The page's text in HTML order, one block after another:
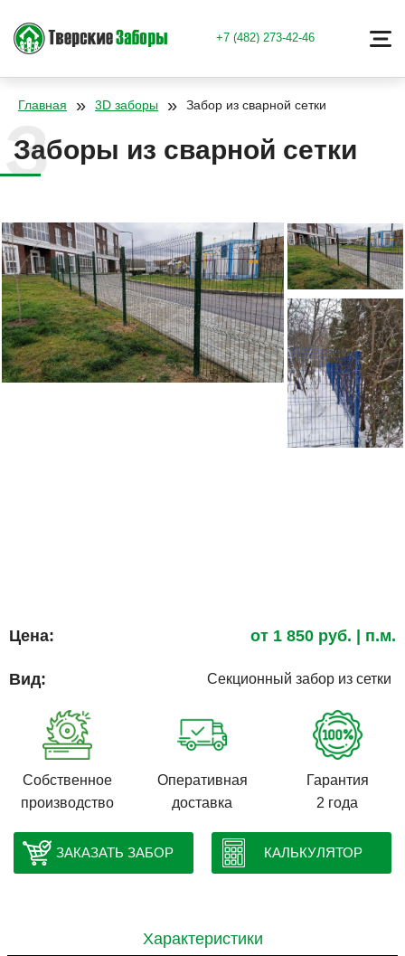
+7 (482) 273-42-46
Главная » 3D заборы » Забор из сварной сетки
Заборы из сварной сетки
Цена: от 1 850 руб. | п.м.
Вид: Секционный забор из сетки
Собственное
производство
Оперативная
доставка
Гарантия
2 года
ЗАКАЗАТЬ ЗАБОР КАЛЬКУЛЯТОР
Характеристики